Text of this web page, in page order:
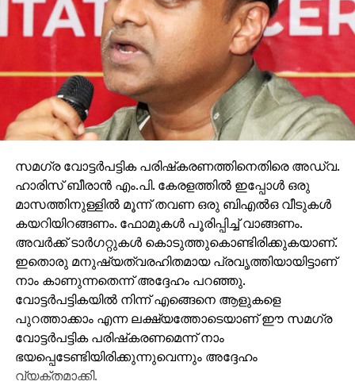
അതുകൊണ്ടുതന്നെ ഇനിയെങ്കിലും പിണറായി നിലപാട്
മാറ്റുമോ എന്നാണ് ഘടകകക്ഷികള്‍ ഉറ്റുനോക്കുന്നത്.
കോടിയേരിക്ക് നാളത്തെ സി.പി.എം സെക്രട്ടറിയേറ്റ്
യോഗത്തില്‍ തോമസ്ചാണ്ടിക്ക് അനുകൂലമായ
നിലപാടെടുക്കാന്‍ സാധിക്കില്ല. സി.പി.എം
നേതൃത്വത്തിന്റെ പൊതുതീരുമാനം എല്‍.ഡി.എഫിനെ
അറിയിക്കാനാകും യോഗം തീരുമാനിക്കുക.
വിധിയുടെ ഉത്തരവ് ലഭിച്ചശേഷം
തുടര്‍നടപടിയുണ്ടാകുമെന്ന് ഡി.ജി.പി ലോക്‌നാഥ്
ബഹ്‌റ അറിയിച്ചു. കോടതി ഉത്തരവിട്ട വിജിലന്‍സ്
അന്വേഷണം നടക്കട്ടെയെന്നായിരുന്നു റവന്യൂമന്ത്രി
ഇ. ചന്ദ്രശേഖരന്റെ പ്രതികരണം.
RELATED TOPICS: THOMAS CHANDY
UP NEXT
‘വയറില്‍’ കുരുങ്ങി വീണ്ടും ബി.ജെ.പി
DON'T MISS
ബ്ലാസ്റ്റേഴ്‌സ് ജഴ്‌സി പുറത്തിറക്കി
സമഗ്ര വോട്ടര്‍പട്ടിക പരിഷ്‌കരണത്തിനെതിരെ അഡ്വ.
ഹാരിസ് ബീരാന്‍ എം.പി. കേരളത്തില്‍ ഇപ്പോള്‍ ഒരു
മാസത്തിനുള്ളില്‍ മൂന്ന് തവണ ഒരു ബിഎല്‍ഒ വീടുകള്‍
കയറിയിറങ്ങണം. ഫോമുകള്‍ പൂരിപ്പിച്ച് വാങ്ങണം.
അവര്‍ക്ക് ടാര്‍ഗറ്റുകള്‍ കൊടുത്തുകൊണ്ടിരിക്കുകയാണ്.
ഇതൊരു മനുഷ്യത്വരഹിതമായ പ്രവൃത്തിയായിട്ടാണ്
നാം കാണുന്നതെന്ന് അദ്ദേഹം പറഞ്ഞു.
വോട്ടര്‍പട്ടികയില്‍ നിന്ന് എങ്ങെനെ ആളുകളെ
പുറത്താക്കാം എന്ന ലക്ഷ്യത്തോടെയാണ് ഈ സമഗ്ര
വോട്ടര്‍പട്ടിക പരിഷ്‌കരണമെന്ന് നാം
ഭയപ്പെടേണ്ടിയിരിക്കുന്നുവെന്നും അദ്ദേഹം
വ്യക്തമാക്കി.